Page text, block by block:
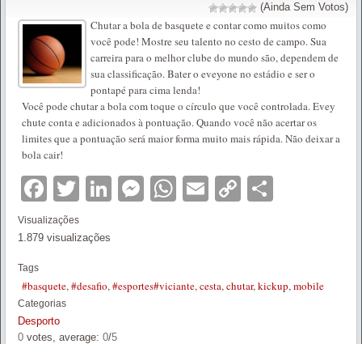
(Ainda Sem Votos)
Chutar a bola de basquete e contar como muitos como
você pode! Mostre seu talento no cesto de campo. Sua
carreira para o melhor clube do mundo são, dependem de
sua classificação. Bater o eveyone no estádio e ser o
pontapé para cima lenda!
Você pode chutar a bola com toque o círculo que você controlada. Evey
chute conta e adicionados à pontuação. Quando você não acertar os
limites que a pontuação será maior forma muito mais rápida. Não deixar a
bola cair!
Facebook
TwitterLinkedIn
Messenger
WhatsApp
EmailCopy
Visualizações
1.879 visualizações
Tags
#basquete,#desafio,#esportes#viciante,cesta,chutar,kickup,mobile
Categorias
Desporto
0 votes, average: 0/5